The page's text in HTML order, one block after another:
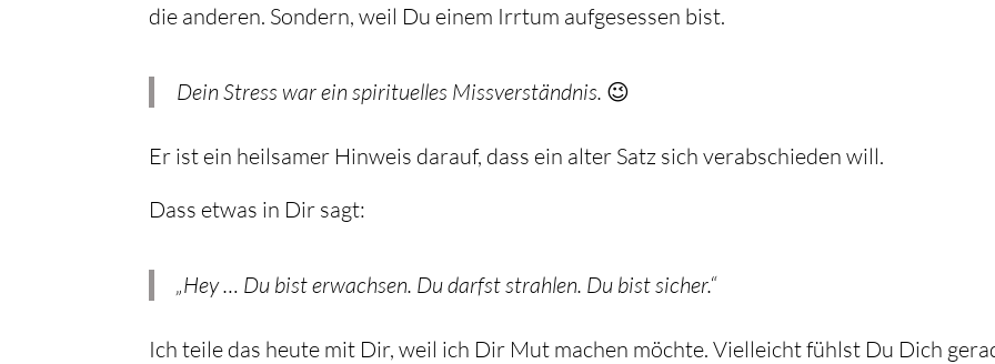
die anderen. Sondern, weil Du einem Irrtum aufgesessen bist.
Dein Stress war ein spirituelles Missverständnis. 😉
Er ist ein heilsamer Hinweis darauf, dass ein alter Satz sich verabschieden will.
Dass etwas in Dir sagt:
„Hey … Du bist erwachsen. Du darfst strahlen. Du bist sicher.“
Ich teile das heute mit Dir, weil ich Dir Mut machen möchte. Vielleicht fühlst Du Dich